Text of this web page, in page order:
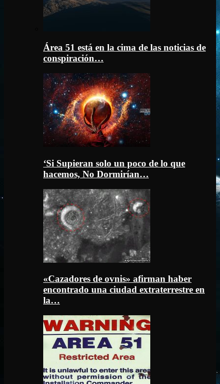
Área 51 está en la cima de las noticias de
conspiración…
‘Si Supieran solo un poco de lo que
hacemos, No Dormirían…
«Cazadores de ovnis» afirman haber
encontrado una ciudad extraterrestre en
la…